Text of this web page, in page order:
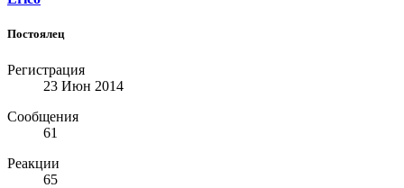
Постоялец
Регистрация
23 Июн 2014
Сообщения
61
Реакции
65